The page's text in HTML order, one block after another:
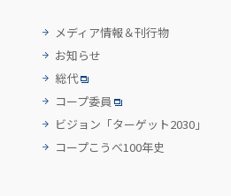
メディア情報＆刊行物
お知らせ
総代
コープ委員
ビジョン「ターゲット2030」
コープこうべ100年史